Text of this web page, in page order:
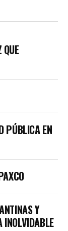
PÚBLICA EN
Y
INOLVIDABLE